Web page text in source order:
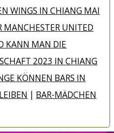
WINGS IN CHIANG MAI
MANCHESTER UNITED
KANN MAN DIE
2023 IN CHIANG
KÖNNEN BARS IN
| BAR-MÄDCHEN